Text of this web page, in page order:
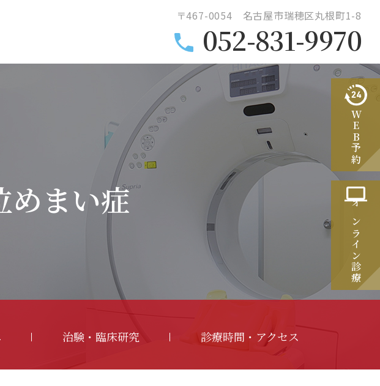
〒467-0054 名古屋市瑞穂区丸根町1-8
052-831-9970
めまい症
治験・臨床研究 診療時間・アクセス
WEB予約
オンライン診療